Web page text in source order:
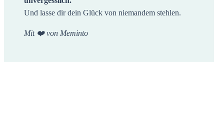
Und lasse dir dein Glück von niemandem stehlen.
Mit ❤️ von Meminto